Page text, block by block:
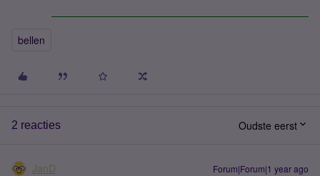
bellen
2 reacties Oudste eerst
JanD Forum|Forum|1 year ago